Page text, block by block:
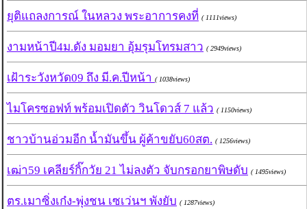
ยุติแถลงการณ์ ในหลวง พระอาการคงที่ ( 1111views)
งามหน้าปี4ม.ดัง มอมยา อุ้มรุมโทรมสาว ( 2949views)
เฝ้าระวังหวัด09 ถึง มี.ค.ปีหน้า ( 1038views)
ไมโครซอฟท์ พร้อมเปิดตัว วินโดวส์ 7 แล้ว ( 1150views)
ชาวบ้านอ่วมอีก น้ำมันขึ้น ผู้ค้าขยับ60สต. ( 1256views)
เฒ่า59 เคลียร์กิ๊กวัย 21 ไม่ลงตัว จับกรอกยาพิษดับ ( 1495views)
ตร.เมาซิ่งเก๋ง-พุ่งชน เซเว่นฯ พังยับ ( 1287views)